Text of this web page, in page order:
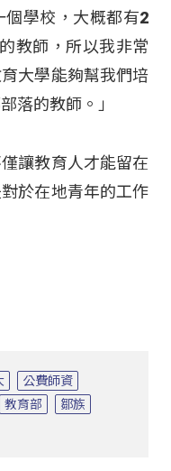
個學校，大概都有2
教師，所以我非常
大學能夠幫我們培
落的教師。」
讓教育人才能留在
於在地青年的工作
公費師資
教育部
鄒族